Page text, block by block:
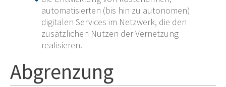
automatisierten (bis hin zu autonomen)
digitalen Services im Netzwerk, die den
zusätzlichen Nutzen der Vernetzung
realisieren.
Abgrenzung